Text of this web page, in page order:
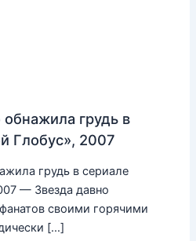
грудь в
Глобус», 2007
грудь в сериале
— Звезда давно
своими горячими
[…]